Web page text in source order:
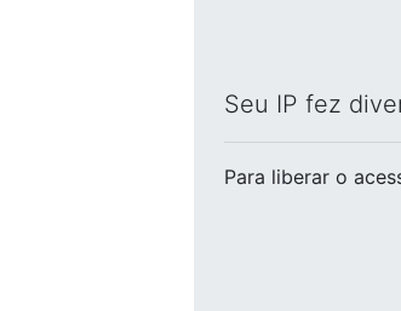
Seu IP fez
Para liberar o